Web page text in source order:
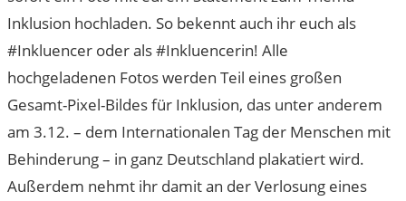
Inklusion hochladen. So bekennt auch ihr euch als
#Inkluencer oder als #Inkluencerin! Alle
hochgeladenen Fotos werden Teil eines großen
Gesamt-Pixel-Bildes für Inklusion, das unter anderem
am 3.12. – dem Internationalen Tag der Menschen mit
Behinderung – in ganz Deutschland plakatiert wird.
Außerdem nehmt ihr damit an der Verlosung eines